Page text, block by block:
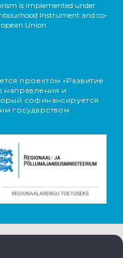
is implemented under
Instrument and co-
Union
проектом «Развитие
направления и
софинансируется
государством